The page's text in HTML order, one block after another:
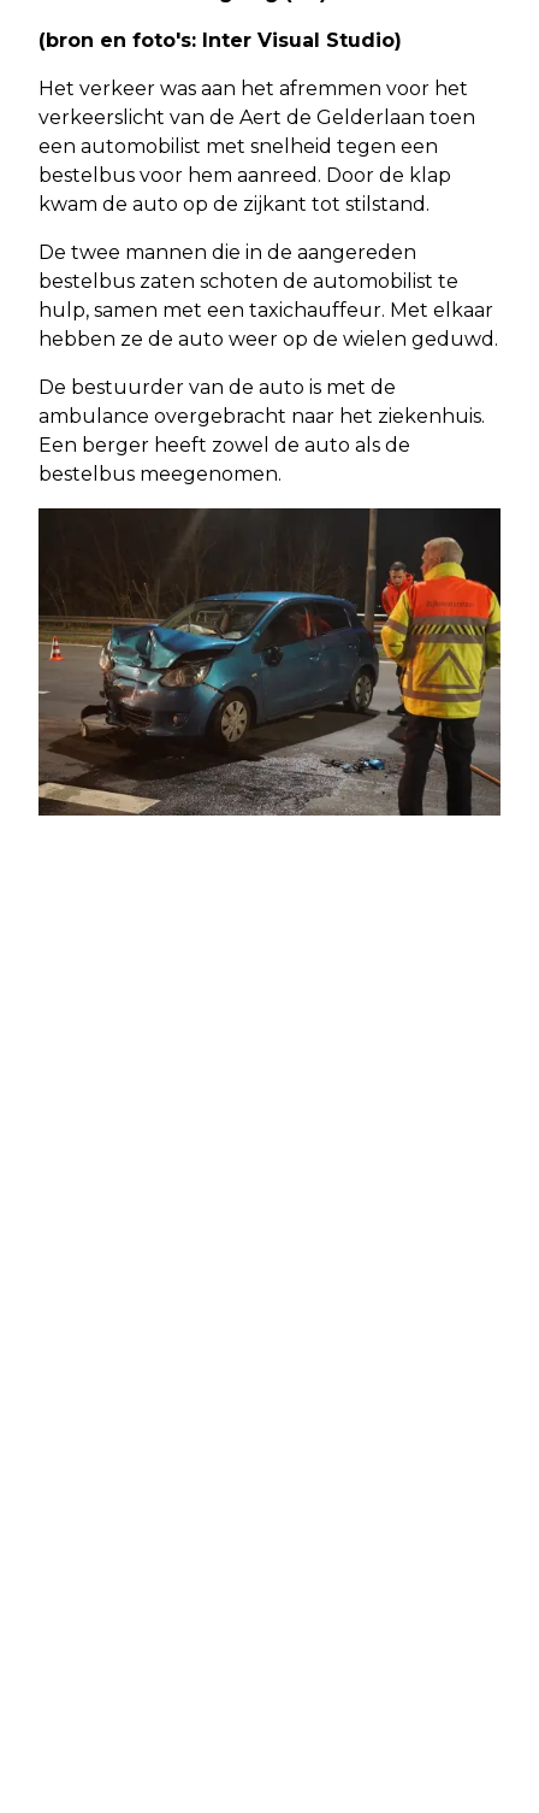
(bron en foto's: Inter Visual Studio)
Het verkeer was aan het afremmen voor het
verkeerslicht van de Aert de Gelderlaan toen
een automobilist met snelheid tegen een
bestelbus voor hem aanreed. Door de klap
kwam de auto op de zijkant tot stilstand.
De twee mannen die in de aangereden
bestelbus zaten schoten de automobilist te
hulp, samen met een taxichauffeur. Met elkaar
hebben ze de auto weer op de wielen geduwd.
De bestuurder van de auto is met de
ambulance overgebracht naar het ziekenhuis.
Een berger heeft zowel de auto als de
bestelbus meegenomen.